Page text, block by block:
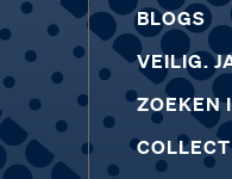
BLOGS
VEILIG.
ZOEKEN